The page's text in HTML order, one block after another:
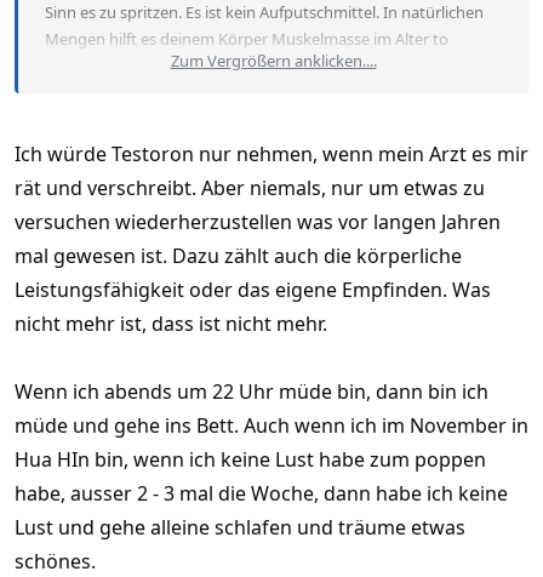
Sinn es zu spritzen. Es ist kein Aufputschmittel. In natürlichen
Mengen hilft es deinem Körper Muskelmasse im Alter to
erhalten und hilft dabei weniger Fett im Bauchgewerbe
natürlich sowie sich einige entscheiden irgendwelche
Krankheiten nicht behandelt zu lassen. Ich kann es vielleicht
nicht nachvollziehen aber: Dein Körper, deine Entscheidung!
Wenn dein Körper es immer noch in ausreichenden Mengen
herstellt wäre es natürlich Quatsch es zusätzlich zu spritzen.
Zum Vergrößern anklicken....
Ich würde Testoron nur nehmen, wenn mein Arzt es mir
rät und verschreibt. Aber niemals, nur um etwas zu
versuchen wiederherzustellen was vor langen Jahren
mal gewesen ist. Dazu zählt auch die körperliche
Leistungsfähigkeit oder das eigene Empfinden. Was
nicht mehr ist, dass ist nicht mehr.
Wenn ich abends um 22 Uhr müde bin, dann bin ich
müde und gehe ins Bett. Auch wenn ich im November in
Hua HIn bin, wenn ich keine Lust habe zum poppen
habe, ausser 2 - 3 mal die Woche, dann habe ich keine
Lust und gehe alleine schlafen und träume etwas
schönes.